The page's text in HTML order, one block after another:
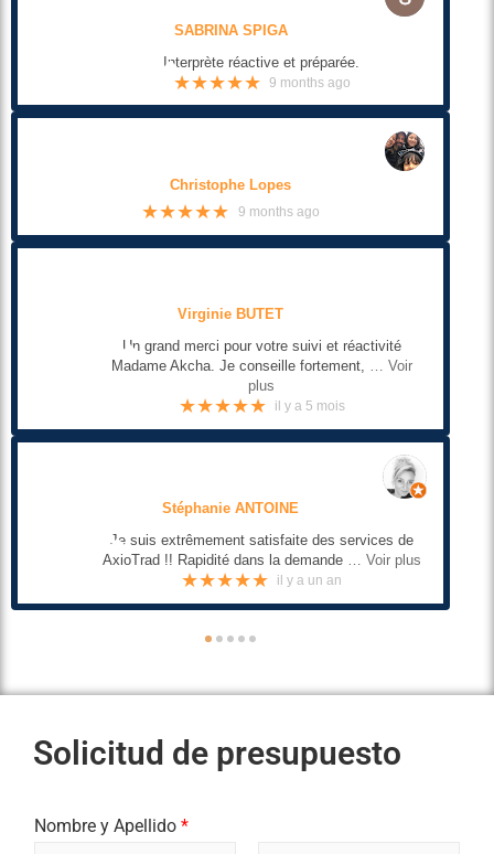
SABRINA SPIGA
Interprète réactive et préparée.
★★★★★ 9 months ago
Christophe Lopes
★★★★★ 9 months ago
Virginie BUTET
Un grand merci pour votre suivi et réactivité
Madame Akcha. Je conseille fortement, … Voir
plus
★★★★★ il y a 5 mois
Stéphanie ANTOINE
Je suis extrêmement satisfaite des services de
AxioTrad !! Rapidité dans la demande … Voir plus
★★★★★ il y a un an
●●●●
●
Solicitud de presupuesto
Nombre y Apellido *